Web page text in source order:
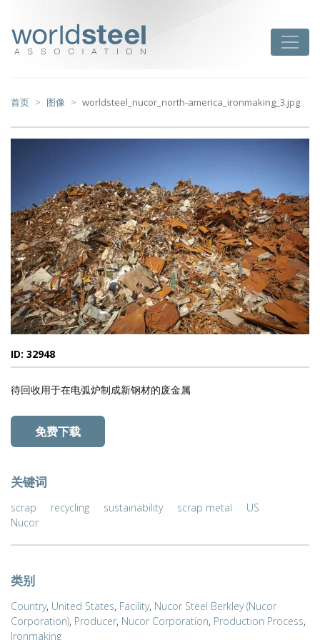
首页 图像 worldsteel_nucor_north-america_ironmaking_3.jpg
ID: 32948
待回收用于在电弧炉制成新钢材的废金属
免费下载
关键词
scrap recycling sustainability scrap metal
US
Nucor
类别
Country, United States, Facility, Nucor Steel Berkley (Nucor
Corporation), Producer, Nucor Corporation, Production Process,
Ironmaking